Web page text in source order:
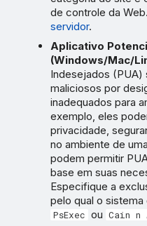
de controle da
servidor.
Aplicativo
(Windows/Mac/
Indesejados (PUA)
maliciosos por
inadequados para
exemplo, eles
privacidade,
no ambiente de
podem permitir
base em suas
Especifique a
pelo qual o
PsExec ou Cain n